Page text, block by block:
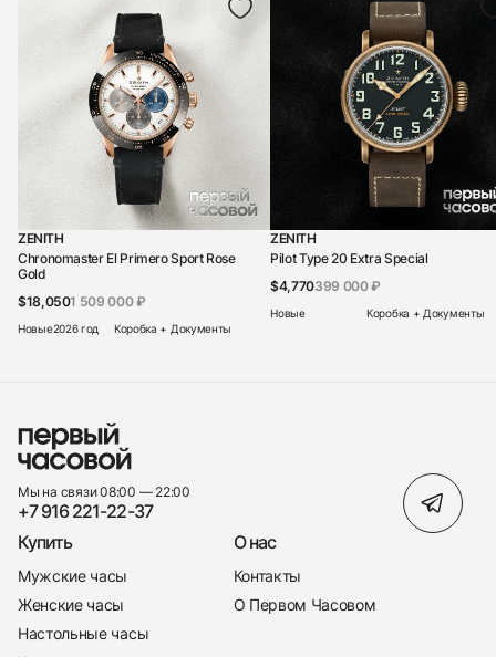
ZENITH
Chronomaster El Primero Sport Rose
Gold
$18,0501 509 000 ₽
Новые2026 год Коробка + Документы
ZENITH
Pilot Type 20 Extra Special
$4,770399 000 ₽
Новые Коробка + Документы
Мы на связи 08:00 — 22:00
+7 916 221-22-37
Купить
Мужские часы
Женские часы
Настольные часы
О нас
Контакты
О Первом Часовом